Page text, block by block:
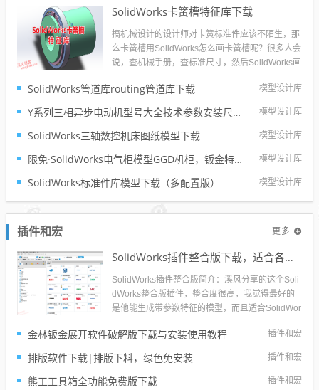
SolidWorks卡簧槽特征库下载
搞机械设计的设计师对卡簧标准件应该不陌生，那
么卡簧槽用SolidWorks怎么画卡簧槽呢？很多人会
说，查机械手册，查标准尺寸，然后SolidWorks画
呢？所以溪风制作了这个SolidWorks卡簧槽特征
模型设计库
SolidWorks管道库routing管道库下载
模型设计库
Y系列三相异步电动机型号大全技术参数安装尺寸及3d模型solidworks模型下载
模型设计库
SolidWorks三轴数控机床图纸模型下载
模型设计库
限免·SolidWorks电气柜模型GGD机柜，钣金特征参数完整
模型设计库
SolidWorks标准件库模型下载（多配置版）
插件和宏 更多
SolidWorks插件整合版下载，适合各个版本SolidWorks
SolidWorks插件整合版简介：溪风分享的这个Soli
dWorks整合版插件，整合度很高，我觉得最好的
是他能生成带参数特征的模型，而且适合SolidWor
dWorks里面执行宏建模。插件整合了21个插件，
包含了设计中常用的三益精密、怡合达、米思米...
插件和宏
金林钣金展开软件破解版下载与安装使用教程
插件和宏
排版软件下载|排版下料，绿色免安装
插件和宏
熊工工具箱全功能免费版下载